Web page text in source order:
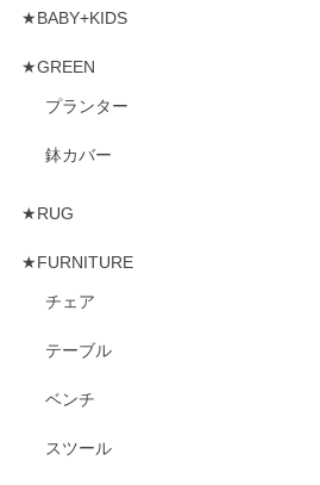
★BABY+KIDS
★GREEN
プランター
鉢カバー
★RUG
★FURNITURE
チェア
テーブル
ベンチ
スツール